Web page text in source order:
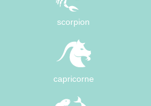
scorpion
capricorne